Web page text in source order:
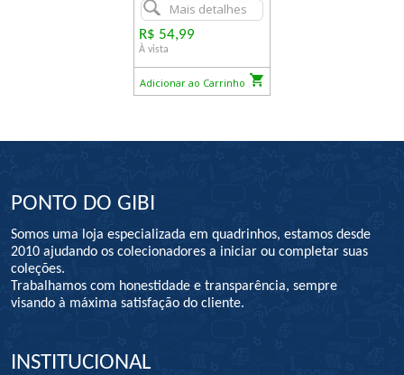
Mais detalhes
R$ 54,99
À vista
Adicionar ao Carrinho
PONTO DO GIBI
Somos uma loja especializada em quadrinhos, estamos desde
2010 ajudando os colecionadores a iniciar ou completar suas
coleções.
Trabalhamos com honestidade e transparência, sempre
visando à máxima satisfação do cliente.
INSTITUCIONAL